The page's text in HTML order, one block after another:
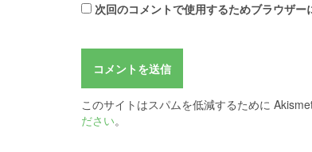
次回のコメントで使用するためブラウザー
このサイトはスパムを低減するために
ださい。